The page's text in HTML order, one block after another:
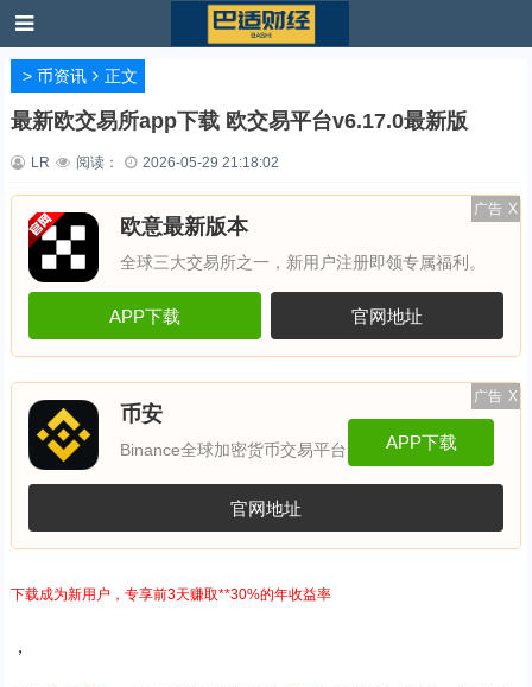
> 币资讯 正文
最新欧交易所app下载 欧交易平台v6.17.0最新版
LR 阅读： 2026-05-29 21:18:02
广告 X
欧意最新版本
全球三大交易所之一，新用户注册即领专属福利。
APP下载 官网地址
广告 X
币安
Binance全球加密货币交易平台 APP下载
官网地址
下载成为新用户，专享前3天赚取**30%的年收益率
，